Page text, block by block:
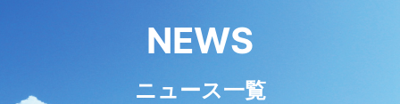
NEWS
ニュース一覧